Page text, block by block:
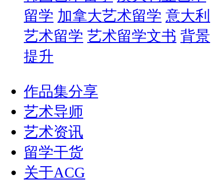
留学 加拿大艺术留学 意大利
艺术留学 艺术留学文书 背景
提升
作品集分享
艺术导师
艺术资讯
留学干货
关于ACG